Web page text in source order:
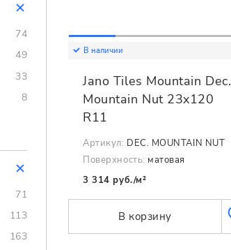
74
49
33
8
71
113
163
В наличии
Jano Tiles Mountain Dec.
Mountain Nut 23x120
R11
Артикул: DEC. MOUNTAIN NUT
Поверхность: матовая
3 314 руб./м²
В корзину